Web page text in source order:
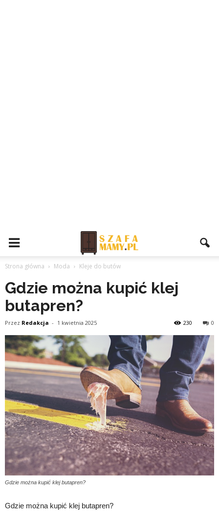
Strona główna Moda Kleje do butów
Gdzie można kupić klej
butapren?
Przez Redakcja - 1 kwietnia 2025 0
230
Gdzie można kupić klej butapren?
Gdzie można kupić klej butapren?